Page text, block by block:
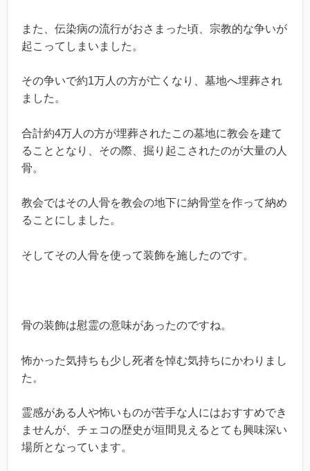
また、伝染病の流行がおさまった頃、宗教的な争いが
起こってしまいました。
その争いで約1万人の方が亡くなり、墓地へ埋葬され
ました。
合計約4万人の方が埋葬されたこの墓地に教会を建て
ることとなり、その際、掘り起こされたのが大量の人
骨。
教会ではその人骨を教会の地下に納骨堂を作って納め
ることにしました。
そしてその人骨を使って装飾を施したのです。
骨の装飾は慰霊の意味があったのですね。
怖かった気持ちも少し死者を悼む気持ちにかわりまし
た。
霊感がある人や怖いものが苦手な人にはおすすめでき
ませんが、チェコの歴史が垣間見えるとても興味深い
場所となっています。